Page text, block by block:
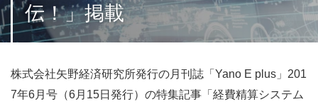
伝！」掲載
株式会社矢野経済研究所発行の月刊誌「Yano E plus」201
7年6月号（6月15日発行）の特集記事「経費精算システム